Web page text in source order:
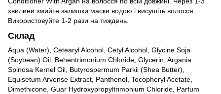
хвилини змийте залишки маски водою і висушіть волосся.
Використовуйте 1-2 рази на тиждень.
Склад
Aqua (Water), Cetearyl Alcohol, Cetyl Alcohol, Glycine Soja
(Soybean) Oil, Behentrimonium Chloride, Glycerin, Argania
Spinosa Kernel Oil, Butyrospermum Parkii (Shea Butter),
Equisetum Arvense Extract, Panthenol, Tocopheryl Acetate,
Dimethicone, Guar Hydroxypropyltrimonium Chloride, Parfum